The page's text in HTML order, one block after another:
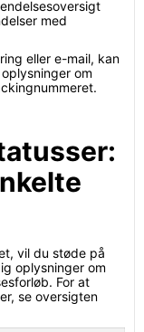
med
eller e-mail, kan
om
vil du støde på
oplysninger om
For at
se oversigten